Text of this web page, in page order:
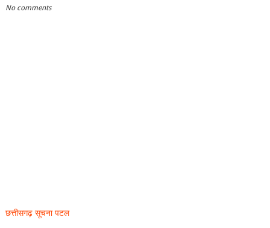
No comments
छत्तीसगढ़ सूचना पटल